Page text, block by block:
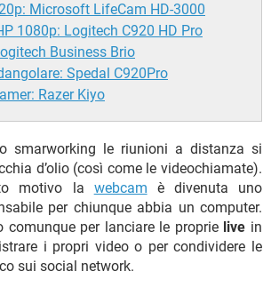
Microsoft LifeCam HD-3000
1080p: Logitech C920 HD Pro
Business Brio
Spedal C920Pro
Razer Kiyo
smarworking le riunioni a distanza si
d’olio (così come le videochiamate).
motivo la webcam è divenuta uno
per chiunque abbia un computer.
comunque per lanciare le proprie live in
i propri video o per condividere le
sui social network.